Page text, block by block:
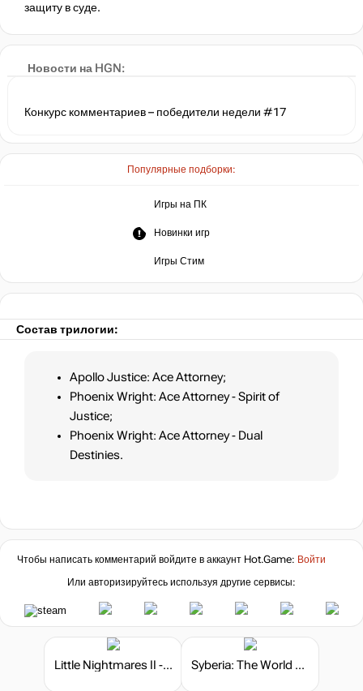
Новости на HGN:
Конкурс комментариев – победители недели #17
Популярные подборки:
Игры на ПК
Новинки игр
Игры Стим
защиту в суде.
Состав трилогии:
Apollo Justice: Ace Attorney;
Phoenix Wright: Ace Attorney - Spirit of
Justice;
Phoenix Wright: Ace Attorney - Dual
Destinies.
Чтобы написать комментарий войдите в аккаунт Hot.Game: Войти
Или авторизируйтесь используя другие сервисы:
Little Nightmares II - TV Edition Syberia: The World Before - Collector’s Edition